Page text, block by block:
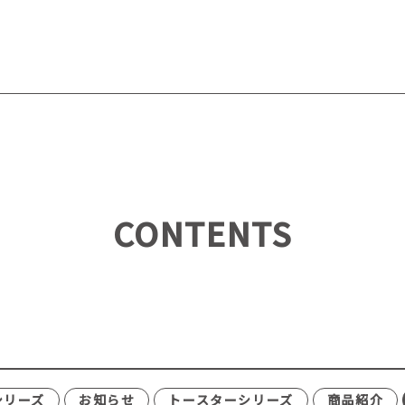
CONTENTS
ーズ お知らせ トースターシリーズ 商品紹介